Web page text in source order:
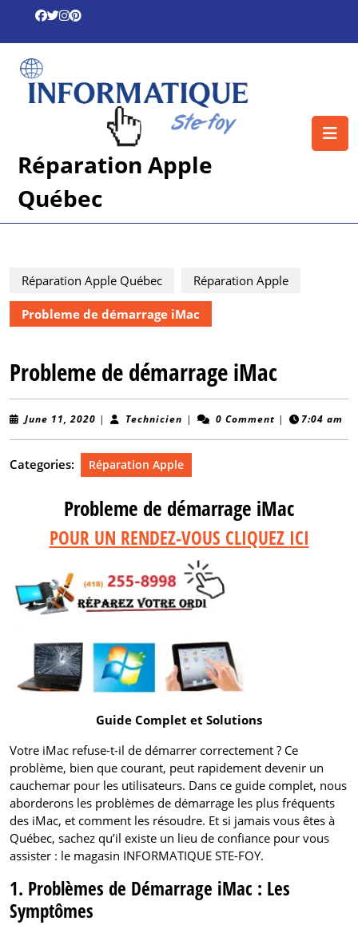
content
Réparation Apple
Québec
Réparation Apple Québec Réparation Apple
Probleme de démarrage iMac
Probleme de démarrage iMac
June 11, 2020 June
| Technicien Technicien
| 0 Comment | 7:04 am
Categories: Réparation Apple
Probleme de démarrage iMac
POUR UN RENDEZ-VOUS CLIQUEZ ICI
Guide Complet et Solutions
Votre iMac refuse-t-il de démarrer correctement ? Ce
problème, bien que courant, peut rapidement devenir un
cauchemar pour les utilisateurs. Dans ce guide complet, nous
aborderons les problèmes de démarrage les plus fréquents
des iMac, et comment les résoudre. Et si jamais vous êtes à
Québec, sachez qu’il existe un lieu de confiance pour vous
assister : le magasin INFORMATIQUE STE-FOY.
1. Problèmes de Démarrage iMac : Les
Symptômes